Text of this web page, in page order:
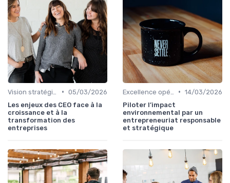
• 05/03/2026
Les enjeux des CEO face à la
croissance et à la
transformation des
entreprises
• 14/03/2026
Piloter l’impact
environnemental par un
entrepreneuriat responsable
et stratégique